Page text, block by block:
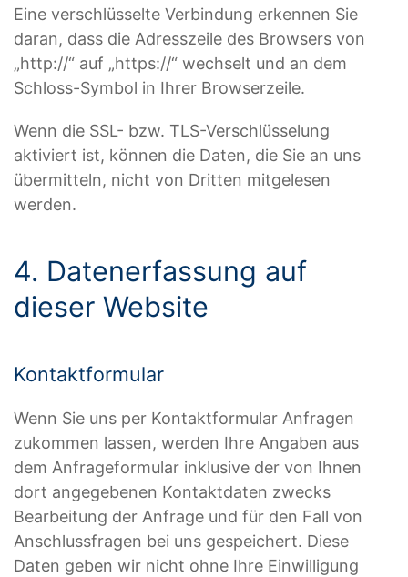
Eine verschlüsselte Verbindung erkennen Sie
daran, dass die Adresszeile des Browsers von
„http://“ auf „https://“ wechselt und an dem
Schloss-Symbol in Ihrer Browserzeile.
Wenn die SSL- bzw. TLS-Verschlüsselung
aktiviert ist, können die Daten, die Sie an uns
übermitteln, nicht von Dritten mitgelesen
werden.
4. Datenerfassung auf
dieser Website
Kontaktformular
Wenn Sie uns per Kontaktformular Anfragen
zukommen lassen, werden Ihre Angaben aus
dem Anfrageformular inklusive der von Ihnen
dort angegebenen Kontaktdaten zwecks
Bearbeitung der Anfrage und für den Fall von
Anschlussfragen bei uns gespeichert. Diese
Daten geben wir nicht ohne Ihre Einwilligung